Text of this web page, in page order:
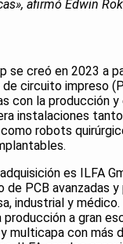
afirmó Edwin
se creó en 2023 a
circuito impreso
con la producción
instalaciones
robots
es ILFA
de PCB
industrial y
a gran
multicapa con más